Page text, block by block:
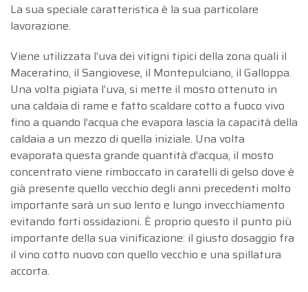
La sua speciale caratteristica è la sua particolare
lavorazione.
Viene utilizzata l’uva dei vitigni tipici della zona quali il
Maceratino, il Sangiovese, il Montepulciano, il Galloppa.
Una volta pigiata l’uva, si mette il mosto ottenuto in
una caldaia di rame e fatto scaldare cotto a fuoco vivo
fino a quando l’acqua che evapora lascia la capacità della
caldaia a un mezzo di quella iniziale. Una volta
evaporata questa grande quantità d’acqua, il mosto
concentrato viene rimboccato in caratelli di gelso dove è
già presente quello vecchio degli anni precedenti molto
importante sarà un suo lento e lungo invecchiamento
evitando forti ossidazioni. È proprio questo il punto più
importante della sua vinificazione: il giusto dosaggio fra
il vino cotto nuovo con quello vecchio e una spillatura
accorta.